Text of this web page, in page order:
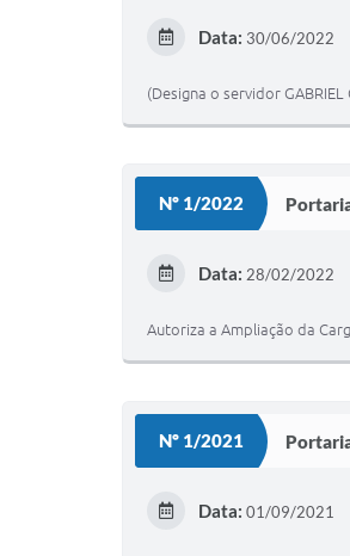
Data: 30/06/2022
(Designa o servidor
Nº 1/2022
Data: 28/02/2022
Autoriza a Ampliação da
Nº 1/2021
Data: 01/09/2021